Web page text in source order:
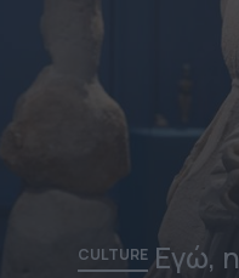
CULTUREΕγώ, η